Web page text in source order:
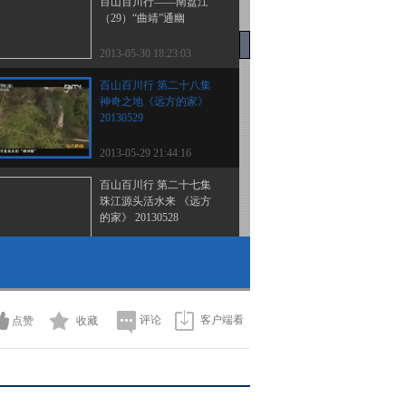
（29）“曲靖”通幽
2013-05-30 18:23:03
百山百川行 第二十八集
神奇之地《远方的家》
20130529
2013-05-29 21:44:16
百山百川行 第二十七集
珠江源头活水来 《远方
的家》 20130528
20130527
2013-05-27 20:11:03
《远方的家》 20130526
点赞 收藏 评论 客户端看